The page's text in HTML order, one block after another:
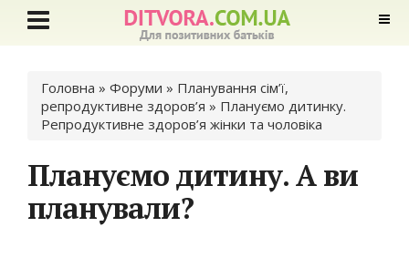
Ви є тут
Головна » Форуми » Планування сім’ї,
репродуктивне здоров’я » Плануємо дитинку.
Репродуктивне здоров’я жінки та чоловіка
Плануємо дитину. А ви
планували?